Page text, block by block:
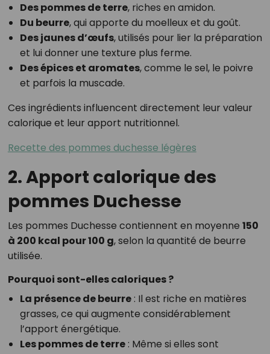
Des pommes de terre, riches en amidon.
Du beurre, qui apporte du moelleux et du goût.
Des jaunes d’œufs, utilisés pour lier la préparation
et lui donner une texture plus ferme.
Des épices et aromates, comme le sel, le poivre
et parfois la muscade.
Ces ingrédients influencent directement leur valeur
calorique et leur apport nutritionnel.
Recette des pommes duchesse légères
2. Apport calorique des
pommes Duchesse
Les pommes Duchesse contiennent en moyenne 150
à 200 kcal pour 100 g, selon la quantité de beurre
utilisée.
Pourquoi sont-elles caloriques ?
La présence de beurre: Il est riche en matières
grasses, ce qui augmente considérablement
l’apport énergétique.
Les pommes de terre: Même si elles sont